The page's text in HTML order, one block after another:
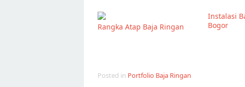
Rangka Atap Baja Ringan
Instalasi
Bogor
Posted in Portfolio Baja Ringan